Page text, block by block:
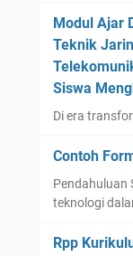
Modul Ajar
Teknik
Siswa
Di era
Contoh
Pendahuluan
teknologi
Rpp